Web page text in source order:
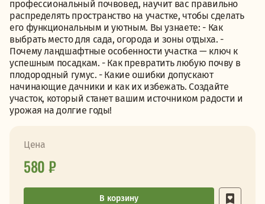
профессиональный почвовед, научит вас правильно
распределять пространство на участке, чтобы сделать
его функциональным и уютным. Вы узнаете: - Как
выбрать место для сада, огорода и зоны отдыха. -
Почему ландшафтные особенности участка — ключ к
успешным посадкам. - Как превратить любую почву в
плодородный гумус. - Какие ошибки допускают
начинающие дачники и как их избежать. Создайте
участок, который станет вашим источником радости и
урожая на долгие годы!
Цена
580 ₽
В корзину